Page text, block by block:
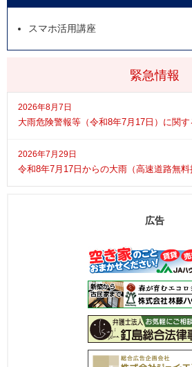
緊急情報
2026年8月7日
大雨危険警報等（令和8年7月17日）に関す
2026年7月29日
令和8年7月17日からの大雨（高速道路無料
スマホ活用講座
広告